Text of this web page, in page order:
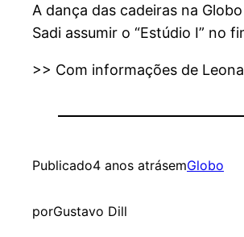
A dança das cadeiras na
Sadi assumir o “Estúdio I” no
>> Com informações de
Publicado4 anos atrásemGlobo
porGustavo Dill